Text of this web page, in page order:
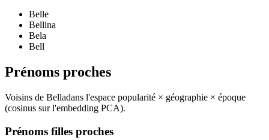
Belle
Bellina
Bela
Bell
Prénoms proches
Voisins de Belladans l'espace popularité × géographie × époque
(cosinus sur l'embedding PCA).
Prénoms filles proches